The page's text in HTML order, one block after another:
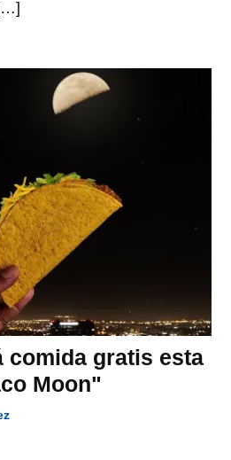
comida gratis esta
Moon"